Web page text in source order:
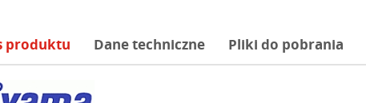
produktu Dane techniczne Pliki do pobrania